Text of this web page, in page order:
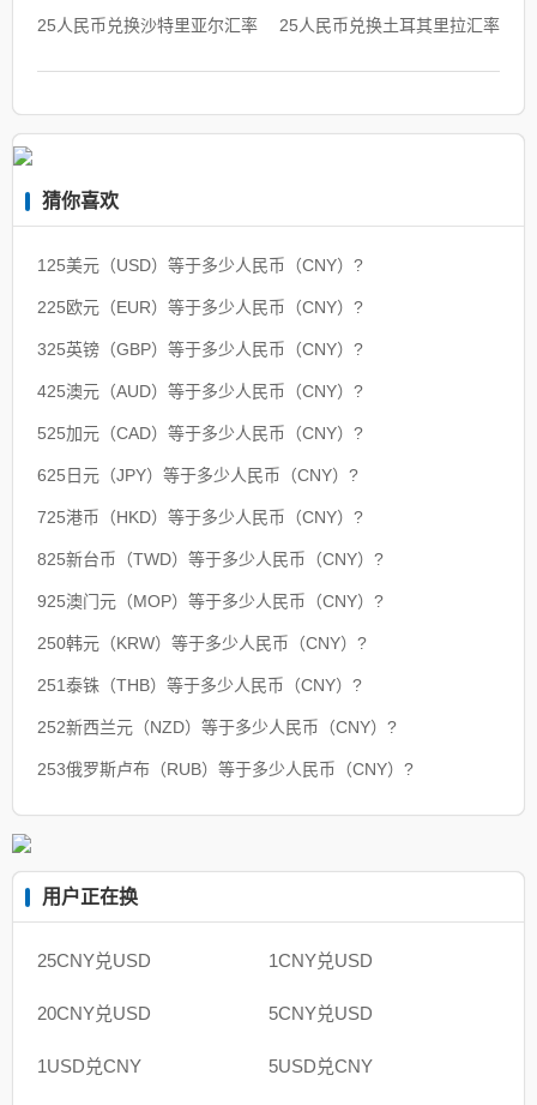
25人民币兑换沙特里亚尔汇率 25人民币兑换土耳其里拉汇率
猜你喜欢
125美元（USD）等于多少人民币（CNY）?
225欧元（EUR）等于多少人民币（CNY）?
325英镑（GBP）等于多少人民币（CNY）?
425澳元（AUD）等于多少人民币（CNY）?
525加元（CAD）等于多少人民币（CNY）?
625日元（JPY）等于多少人民币（CNY）?
725港币（HKD）等于多少人民币（CNY）?
825新台币（TWD）等于多少人民币（CNY）?
925澳门元（MOP）等于多少人民币（CNY）?
250韩元（KRW）等于多少人民币（CNY）?
251泰铢（THB）等于多少人民币（CNY）?
252新西兰元（NZD）等于多少人民币（CNY）?
253俄罗斯卢布（RUB）等于多少人民币（CNY）?
用户正在换
25CNY兑USD 1CNY兑USD
20CNY兑USD 5CNY兑USD
1USD兑CNY 5USD兑CNY